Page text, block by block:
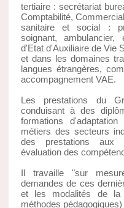
tertiaire : secrétariat
Comptabilité,
sanitaire et social :
soignant,
d'Etat d'Auxiliaire de Vie
et dans les domaines
langues étrangères,
accompagnement VAE.
Les prestations du
conduisant à des
formations
métiers des secteurs
des prestations aux
évaluation des
Il travaille "sur
demandes de ces
et les modalités de la
méthodes